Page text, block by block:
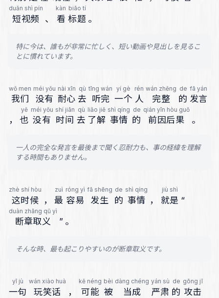
duǎn shì pín
短视频 、
kàn
看
biāo tí
标题 。
特に今は、誰もが非常に忙しく、短い動画や見出しを見るこ
とに慣れています。
wǒ men
我们
méi yǒu
没有
nài xīn
耐心
qù
去
tīng wán
听完
yí gè
一个
rén
人
wán zhěng
完整
de
的
fā yán
发言
，
yě
也
méi yǒu
没有
shí jiān
时间
qù
去
liǎo jiě
了解
shì qíng
事情
de
的
qián yīn hòu guǒ
前因后果 。
一人の完全な発言を最後まで聞く忍耐力も、事の経緯を理解
する時間もありません。
zhè shí hòu
这时候 ，
zuì
最
róng yì
容易
fā shēng
发生
de
的
shì qíng
事情 ，
jiù shì
就是 “
duàn zhāng qǔ yì
断章取义 ” 。
そんな時、最も起こりやすいのが断章取义です。
yī jù
一句
wán xiào huà
玩笑话 ，
kě néng
可能
bèi
被
dàng chéng
当成
yán sù
严肃
de
的
gōng jī
攻击